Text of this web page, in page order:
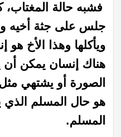
فشبه حالة المغتاب،
جلس على جثة أخيه
ويأكلها وهذا الأخ
هناك إنسان يمكن أن
الصورة أو يشتهي
هو حال المسلم الذي
المسلم.